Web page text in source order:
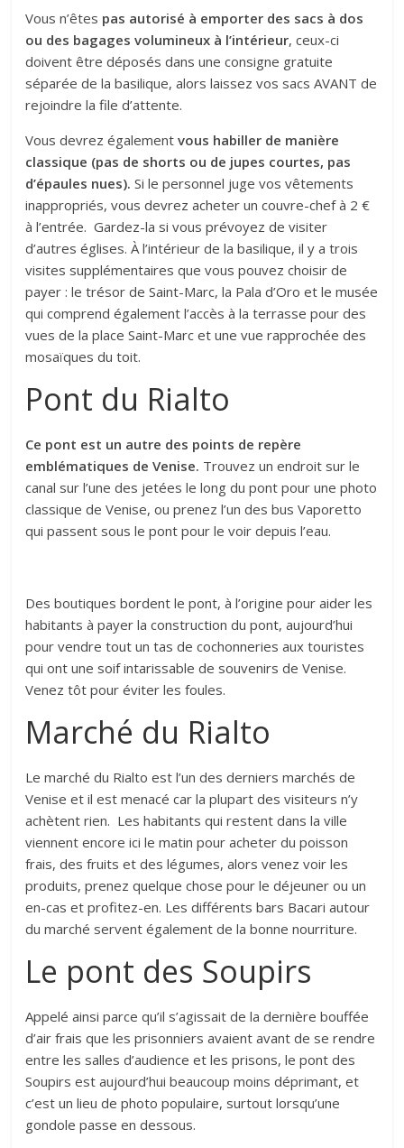
Vous n’êtes pas autorisé à emporter des sacs à dos
ou des bagages volumineux à l’intérieur, ceux-ci
doivent être déposés dans une consigne gratuite
séparée de la basilique, alors laissez vos sacs AVANT de
rejoindre la file d’attente.
Vous devrez égalementvous habiller de manière
classique (pas de shorts ou de jupes courtes, pas
d’épaules nues). Si le personnel juge vos vêtements
inappropriés, vous devrez acheter un couvre-chef à 2 €
à l’entrée. Gardez-la si vous prévoyez de visiter
d’autres églises. À l’intérieur de la basilique, il y a trois
visites supplémentaires que vous pouvez choisir de
payer : le trésor de Saint-Marc, la Pala d’Oro et le musée
qui comprend également l’accès à la terrasse pour des
vues de la place Saint-Marc et une vue rapprochée des
mosaïques du toit.
Pont du Rialto
Ce pont est un autre des points de repère
emblématiques de Venise. Trouvez un endroit sur le
canal sur l’une des jetées le long du pont pour une photo
classique de Venise, ou prenez l’un des bus Vaporetto
qui passent sous le pont pour le voir depuis l’eau.
Des boutiques bordent le pont, à l’origine pour aider les
habitants à payer la construction du pont, aujourd’hui
pour vendre tout un tas de cochonneries aux touristes
qui ont une soif intarissable de souvenirs de Venise.
Venez tôt pour éviter les foules.
Marché du Rialto
Le marché du Rialto est l’un des derniers marchés de
Venise et il est menacé car la plupart des visiteurs n’y
achètent rien. Les habitants qui restent dans la ville
viennent encore ici le matin pour acheter du poisson
frais, des fruits et des légumes, alors venez voir les
produits, prenez quelque chose pour le déjeuner ou un
en-cas et profitez-en. Les différents bars Bacari autour
du marché servent également de la bonne nourriture.
Le pont des Soupirs
Appelé ainsi parce qu’il s’agissait de la dernière bouffée
d’air frais que les prisonniers avaient avant de se rendre
entre les salles d’audience et les prisons, le pont des
Soupirs est aujourd’hui beaucoup moins déprimant, et
c’est un lieu de photo populaire, surtout lorsqu’une
gondole passe en dessous.